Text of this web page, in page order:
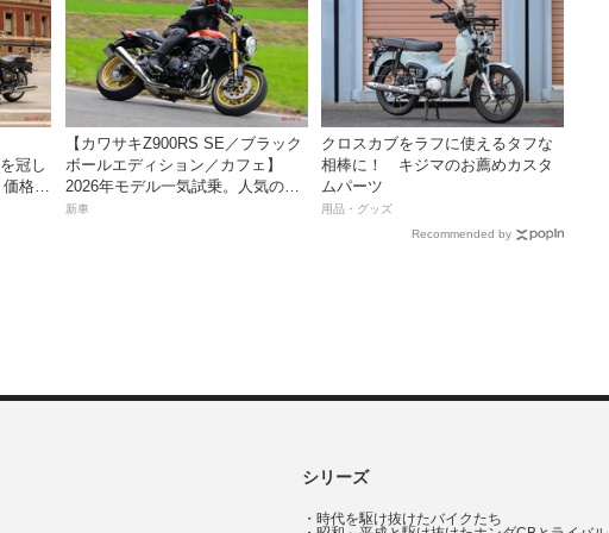
冠し
格98
【カワサキZ900RS SE／ブラック
ボールエディション／カフェ】
2026年モデル一気試乗。人気の国
産ネオレトロモデルが扱いやすく
新車
クロスカブをラフに使えるタフな
相棒に！ キジマのお薦めカスタ
ムパーツ
用品・グッズ
Recommended by
シリーズ
・ 時代を駆け抜けたバイクたち